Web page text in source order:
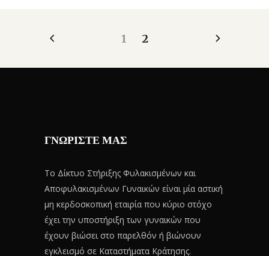
1 2
ΓΝΩΡΙΣΤΕ ΜΑΣ
Το Δίκτυο Στήριξης Φυλακισμένων και
Αποφυλακισμένων Γυναικών είναι μία αστική
μη κερδοσκοπική εταιρία που κύριο στόχο
έχει την υποστήριξη των γυναικών που
έχουν βιώσει στο παρελθόν ή βιώνουν
εγκλεισμό σε Καταστήματα Κράτησης.